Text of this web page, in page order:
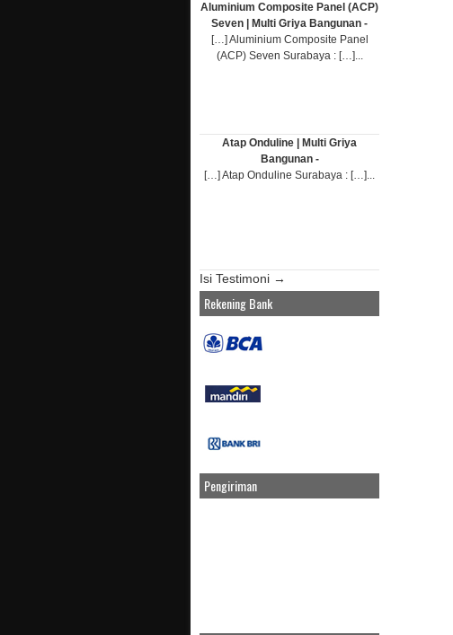
Aluminium Composite Panel (ACP)
Seven | Multi Griya Bangunan -
[…] Aluminium Composite Panel
(ACP) Seven Surabaya : […]...
Atap Onduline | Multi Griya
Bangunan -
[…] Atap Onduline Surabaya : […]...
Isi Testimoni →
Rekening Bank
Pengiriman